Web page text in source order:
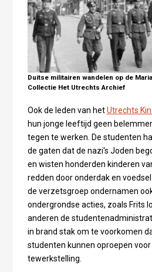
Duitse militairen wandelen op de
Collectie Het Utrechts Archief
Ook de leden van hetUtrechts
hun jonge leeftijd geen
tegen te werken. De studenten
de gaten dat de nazi's Joden
en wisten honderden kinderen
redden door onderdak en
de verzetsgroep ondernamen
ondergrondse acties, zoals Frits
anderen de
in brand stak om te voorkomen
studenten kunnen oproepen
tewerkstelling.